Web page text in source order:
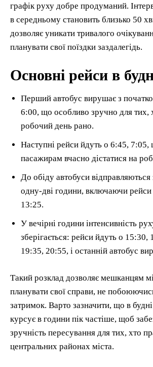
графік руху добре продуманий.
в середньому становить близько 50
дозволяє уникати тривалого
планувати свої поїздки заздалегідь.
Основні рейси в
Перший автобус вирушає з
6:00, що особливо зручно для тих,
робочий день рано.
Наступні рейси йдуть о 6:45, 7:05,
пасажирам вчасно дістатися на
До обіду автобуси відправляються
одну-дві години, включаючи
13:25.
У вечірні години інтенсивність
зберігається: рейси йдуть о
19:35, 20:55, і останній автобус
Такий розклад дозволяє мешканцям
планувати свої справи, не
затримок. Варто зазначити, що в
курсує в години пік частіше, щоб
зручність пересування для тих, хто
центральних районах міста.